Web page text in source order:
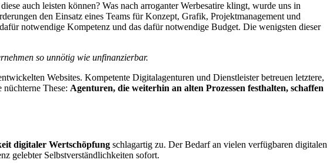
auch leisten können? Was nach arroganter Werbesatire klingt, wurde uns in
den Einsatz eines Teams für Konzept, Grafik, Projektmanagement und
notwendige Kompetenz und das dafür notwendige Budget. Die wenigsten dieser
so unnötig wie unfinanzierbar.
Websites. Kompetente Digitalagenturen und Dienstleister betreuen letztere,
These: Agenturen, die weiterhin an alten Prozessen festhalten, schaffen
digitaler Wertschöpfung schlagartig zu. Der Bedarf an vielen verfügbaren digitalen
gelebter Selbstverständlichkeiten sofort.